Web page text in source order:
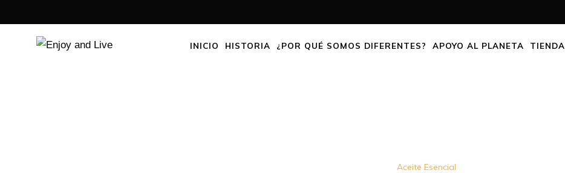
INICIO HISTORIA ¿POR QUÉ SOMOS DIFERENTES? APOYO AL PLANETA TIENDA
Aceite Esencial